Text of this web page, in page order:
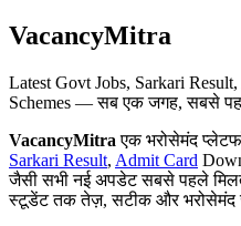
VacancyMitra
Latest Govt Jobs, Sarkari
Schemes — सब एक जगह, सबसे
VacancyMitra एक भरोसेमंद
Sarkari Result, Admit Card
जैसी सभी नई अपडेट सबसे पहले
स्टूडेंट तक तेज़, सटीक और भरोसेमंद